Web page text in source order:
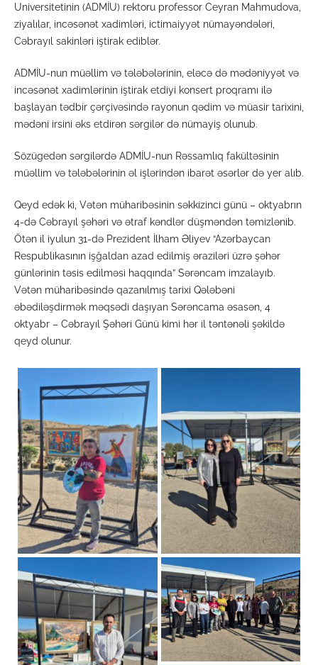
Universitetinin (ADMİU) rektoru professor Ceyran Mahmudova,
ziyalılar, incəsənət xadimləri, ictimaiyyət nümayəndələri,
Cəbrayıl sakinləri iştirak ediblər.
ADMİU-nun müəllim və tələbələrinin, eləcə də mədəniyyət və
incəsənət xadimlərinin iştirak etdiyi konsert proqramı ilə
başlayan tədbir çərçivəsində rayonun qədim və müasir tarixini,
mədəni irsini əks etdirən sərgilər də nümayiş olunub.
Sözügedən sərgilərdə ADMİU-nun Rəssamlıq fakültəsinin
müəllim və tələbələrinin əl işlərindən ibarət əsərlər də yer alıb.
Qeyd edək ki, Vətən müharibəsinin səkkizinci günü – oktyabrın
4-də Cəbrayıl şəhəri və ətraf kəndlər düşməndən təmizlənib.
Ötən il iyulun 31-də Prezident İlham Əliyev “Azərbaycan
Respublikasının işğaldan azad edilmiş əraziləri üzrə şəhər
günlərinin təsis edilməsi haqqında” Sərəncam imzalayıb.
Vətən müharibəsində qazanılmış tarixi Qələbəni
əbədiləşdirmək məqsədi daşıyan Sərəncama əsasən, 4
oktyabr – Cəbrayıl Şəhəri Günü kimi hər il təntənəli şəkildə
qeyd olunur.